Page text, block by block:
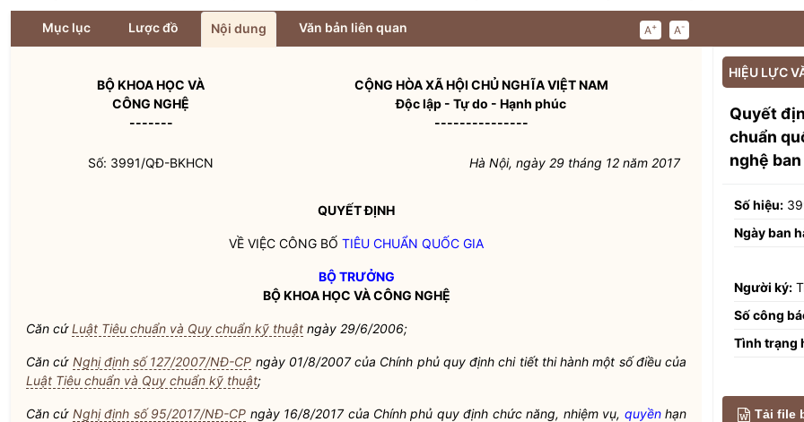
Mục lục Lược đồ Nội dung Văn bản liên quan A+ A-
BỘ KHOA HỌC VÀ
CÔNG NGHỆ
-------
CỘNG HÒA XÃ HỘI CHỦ NGHĨA VIỆT NAM
Độc lập - Tự do - Hạnh phúc
---------------
Số: 3991/QĐ-BKHCN Hà Nội, ngày 29 tháng 12 năm 2017
QUYẾT ĐỊNH
VỀ VIỆC CÔNG BỐ TIÊU CHUẨN QUỐC GIA
BỘ TRƯỞNG
BỘ KHOA HỌC VÀ CÔNG NGHỆ
Căn cứLuật Tiêu chuẩn và Quy chuẩn kỹ thuật ngày 29/6/2006;
Căn cứ Nghị định số 127/2007/NĐ-CP ngày 01/8/2007 của Chính phủ quy định chi tiết thi hành một số điều của
Luật Tiêu chuẩn và Quy chuẩn kỹ thuật;
Căn cứ Nghị định số 95/2017/NĐ-CP ngày 16/8/2017 của Chính phủ quy định chức năng, nhiệm vụ, quyềnhạn
HIỆU LỰC
Quyết
chuẩn
nghệ
Số hiệu:
Ngày ban
Người ký:
Số công
Tình trạng
Tải file